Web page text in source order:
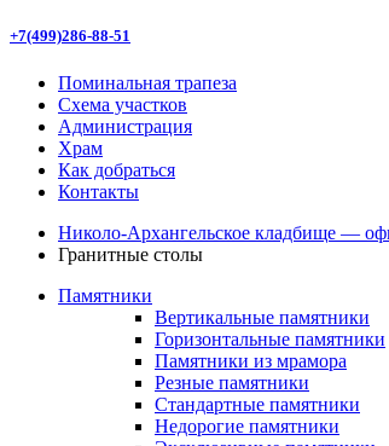
+7(499)286-88-51
Поминальная трапеза
Схема участков
Администрация
Храм
Как добраться
Контакты
Николо-Архангельское кладбище —
Гранитные столы
Памятники
Вертикальные памятники
Горизонтальные памятники
Памятники из мрамора
Резные памятники
Стандартные памятники
Недорогие памятники